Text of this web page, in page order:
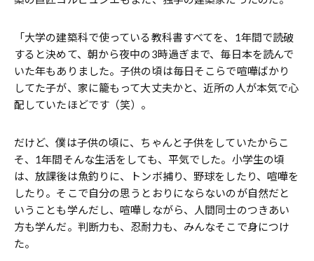
「大学の建築科で使っている教科書すべてを、1年間で読破
すると決めて、朝から夜中の3時過ぎまで、毎日本を読んで
いた年もありました。子供の頃は毎日そこらで喧嘩ばかり
してた子が、家に籠もって大丈夫かと、近所の人が本気で心
配していたほどです（笑）。
だけど、僕は子供の頃に、ちゃんと子供をしていたからこ
そ、1年間そんな生活をしても、平気でした。小学生の頃
は、放課後は魚釣りに、トンボ捕り、野球をしたり、喧嘩を
したり。そこで自分の思うとおりにならないのが自然だと
いうことも学んだし、喧嘩しながら、人間同士のつきあい
方も学んだ。判断力も、忍耐力も、みんなそこで身につけ
た。